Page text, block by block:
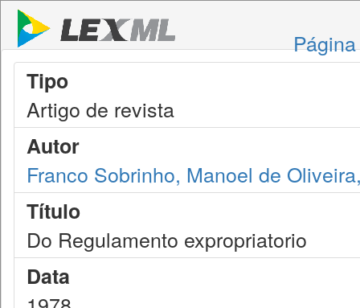
Tipo
Artigo de revista
Autor
Franco Sobrinho, Manoel de
Título
Do Regulamento expropriatorio
Data